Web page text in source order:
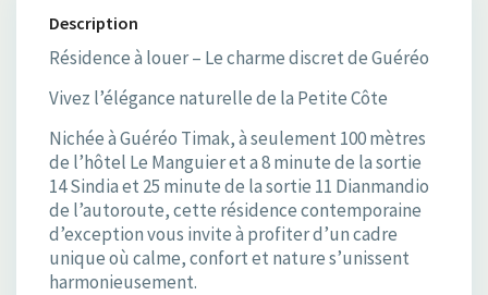
Description
Résidence à louer – Le charme discret de Guéréo
Vivez l’élégance naturelle de la Petite Côte
Nichée à Guéréo Timak, à seulement 100 mètres
de l’hôtel Le Manguier et a 8 minute de la sortie
14 Sindia et 25 minute de la sortie 11 Dianmandio
de l’autoroute, cette résidence contemporaine
d’exception vous invite à profiter d’un cadre
unique où calme, confort et nature s’unissent
harmonieusement.